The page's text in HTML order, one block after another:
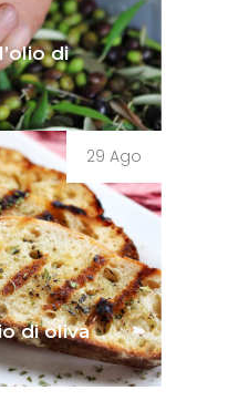
di
29 Ago
di oliva